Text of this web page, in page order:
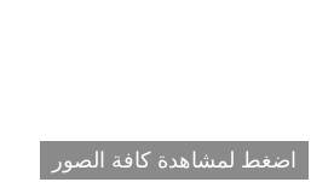
اضغط لمشاهدة كافة الصور